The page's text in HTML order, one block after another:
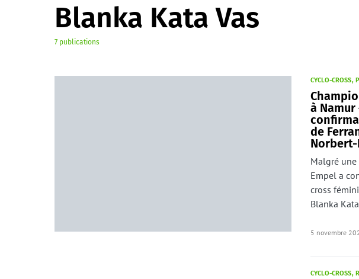
Blanka Kata Vas
7 publications
CYCLO-CROSS
à
de
Malgré une
Empel a
cross
Blanka
5 novembre
CYCLO-CROSS